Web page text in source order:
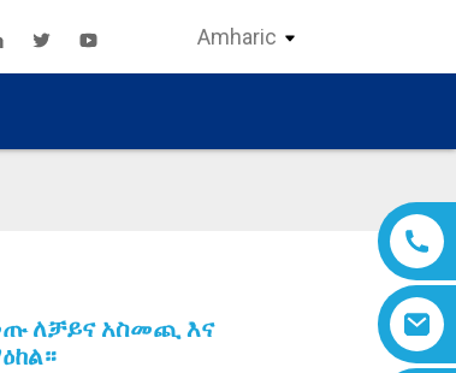
Amharic
ለቻይና አስመጪ እና